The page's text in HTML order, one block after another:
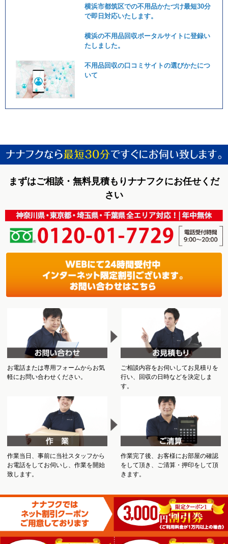
横浜市都筑区での不用品かたづけ最短30分
で即日対応いたします。
横浜の不用品回収ポータルサイトに登録い
たしました。
不用品回収の口コミサイトの選びかたにつ
いて
まずはご相談・無料見積もりナナフクにお任せくだ
さい
お電話または専用フォームからお気
軽にお問い合わせください。
ご相談内容をお伺いしてお見積りを
行い、回収の日時などを決定しま
す。
作業当日、事前に当社スタッフから
お電話をしてお伺いし、作業を開始
致します。
作業完了後、お客様にお部屋の確認
をして頂き、ご清算・押印をして頂
きます。